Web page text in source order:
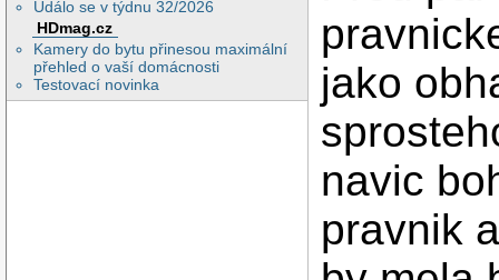
Událo se v týdnu 32/2026
HDmag.cz
Kamery do bytu přinesou maximální
přehled o vaší domácnosti
Testovací novinka
jako
navic
pravnik